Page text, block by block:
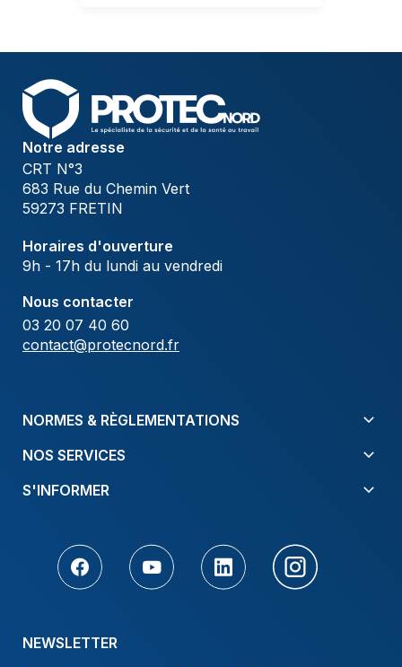
Notre adresse
CRT N°3
683 Rue du Chemin Vert
59273 FRETIN
Horaires d'ouverture
9h - 17h du lundi au vendredi
Nous contacter
03 20 07 40 60
contact@protecnord.fr
NORMES & RÈGLEMENTATIONS
NOS SERVICES
S'INFORMER
NEWSLETTER